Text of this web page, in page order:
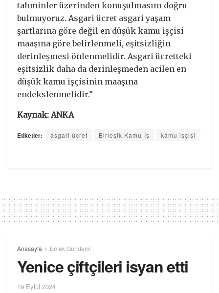
tahminler üzerinden konuşulmasını doğru
bulmuyoruz. Asgari ücret asgari yaşam
şartlarına göre değil en düşük kamu işçisi
maaşına göre belirlenmeli, eşitsizliğin
derinleşmesi önlenmelidir. Asgari ücretteki
eşitsizlik daha da derinleşmeden acilen en
düşük kamu işçisinin maaşına
endekslenmelidir.”
Kaynak: ANKA
Etiketler: asgari ücret Birleşik Kamu-İş kamu işçisi
Anasayfa Emek Gündemi
Yenice çiftçileri isyan etti
19 Eylül 2024